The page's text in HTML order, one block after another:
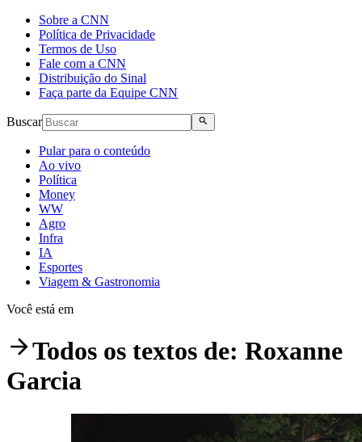
Sobre a CNN
Política de Privacidade
Termos de Uso
Fale com a CNN
Distribuição do Sinal
Faça parte da Equipe CNN
Buscar
Pular para o conteúdo
Ao vivo
Política
Money
WW
Agro
Infra
IA
Esportes
Viagem & Gastronomia
Você está em
Todos os textos de: Roxanne
Garcia